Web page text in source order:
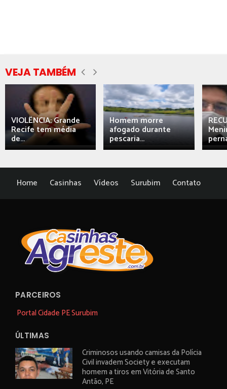
VEJA TAMBÉM
VIOLÊNCIA: Grande
Recife tem média
de...
Homem morre
afogado durante
pescaria...
Home Casinhas Vídeos Surubim Contato
PARCEIROS
Portal Cidade PE Surubim
ÚLTIMAS
Criminosos usando camisas da Polícia
Civil invadem Society e executam
homem a tiros em Vitória de Santo
Antão, PE